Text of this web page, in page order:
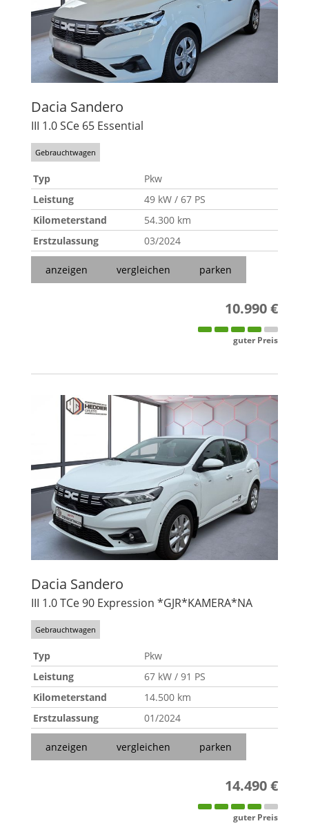
Dacia Sandero
III 1.0 SCe 65 Essential
Gebrauchtwagen
Typ
Pkw
Leistung
49 kW / 67 PS
Kilometerstand
54.300 km
Erstzulassung
03/2024
anzeigen vergleichen parken
10.990 €
guter Preis
Dacia Sandero
III 1.0 TCe 90 Expression *GJR*KAMERA*NA
Gebrauchtwagen
Typ
Pkw
Leistung
67 kW / 91 PS
Kilometerstand
14.500 km
Erstzulassung
01/2024
anzeigen vergleichen parken
14.490 €
guter Preis